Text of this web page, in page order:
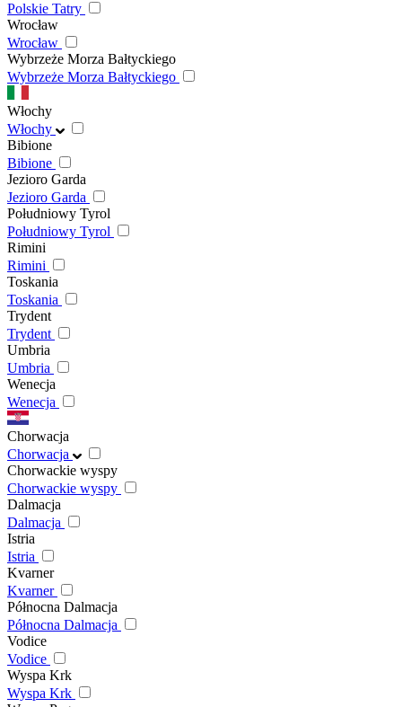
Polskie Tatry
Wrocław
Wrocław
Wybrzeże Morza Bałtyckiego
Wybrzeże Morza Bałtyckiego
Włochy
Włochy
Bibione
Bibione
Jezioro Garda
Jezioro Garda
Południowy Tyrol
Południowy Tyrol
Rimini
Rimini
Toskania
Toskania
Trydent
Trydent
Umbria
Umbria
Wenecja
Wenecja
Chorwacja
Chorwacja
Chorwackie wyspy
Chorwackie wyspy
Dalmacja
Dalmacja
Istria
Istria
Kvarner
Kvarner
Północna Dalmacja
Północna Dalmacja
Vodice
Vodice
Wyspa Krk
Wyspa Krk